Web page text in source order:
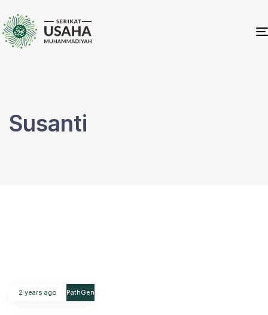
Susanti
2 years ago PathGen